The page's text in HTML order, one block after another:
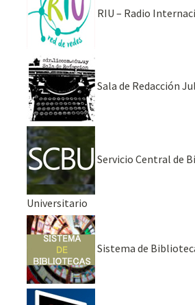
RIU – Radio
Sala de Redacción
Servicio Central de
Universitario
Sistema de